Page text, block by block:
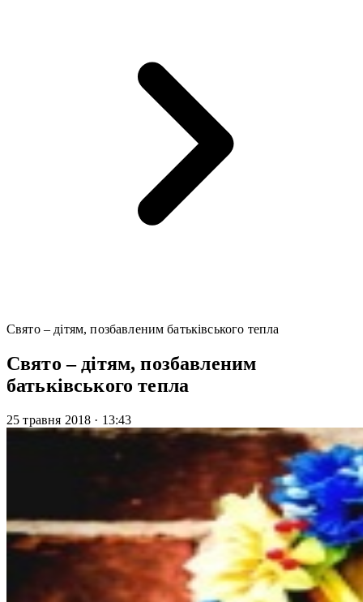
Свято – дітям, позбавленим батьківського тепла
Свято – дітям, позбавленим
батьківського тепла
25 травня 2018 · 13:43